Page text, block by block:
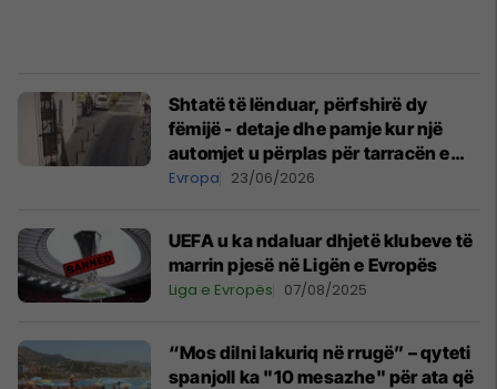
Shtatë të lënduar, përfshirë dy
fëmijë - detaje dhe pamje kur një
automjet u përplas për tarracën e
një bari në Malaga të Spanjës
Evropa 23/06/2026
UEFA u ka ndaluar dhjetë klubeve të
marrin pjesë në Ligën e Evropës
Liga e Evropës 07/08/2025
“Mos dilni lakuriq në rrugë” – qyteti
spanjoll ka "10 mesazhe" për ata që